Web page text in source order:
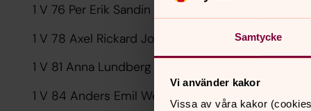
Samtycke
Vi använder kakor
Vissa av våra kakor
1 V 76 Per Erik Sandin
1 V 78 Axel Rickard Johansson
1 V 81 Anna Lundberg
1 V 84 Anders Emil Westrin